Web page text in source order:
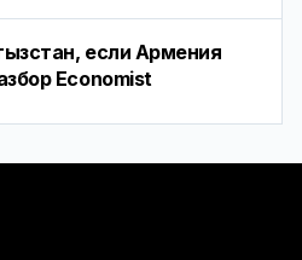
если Армения
Economist